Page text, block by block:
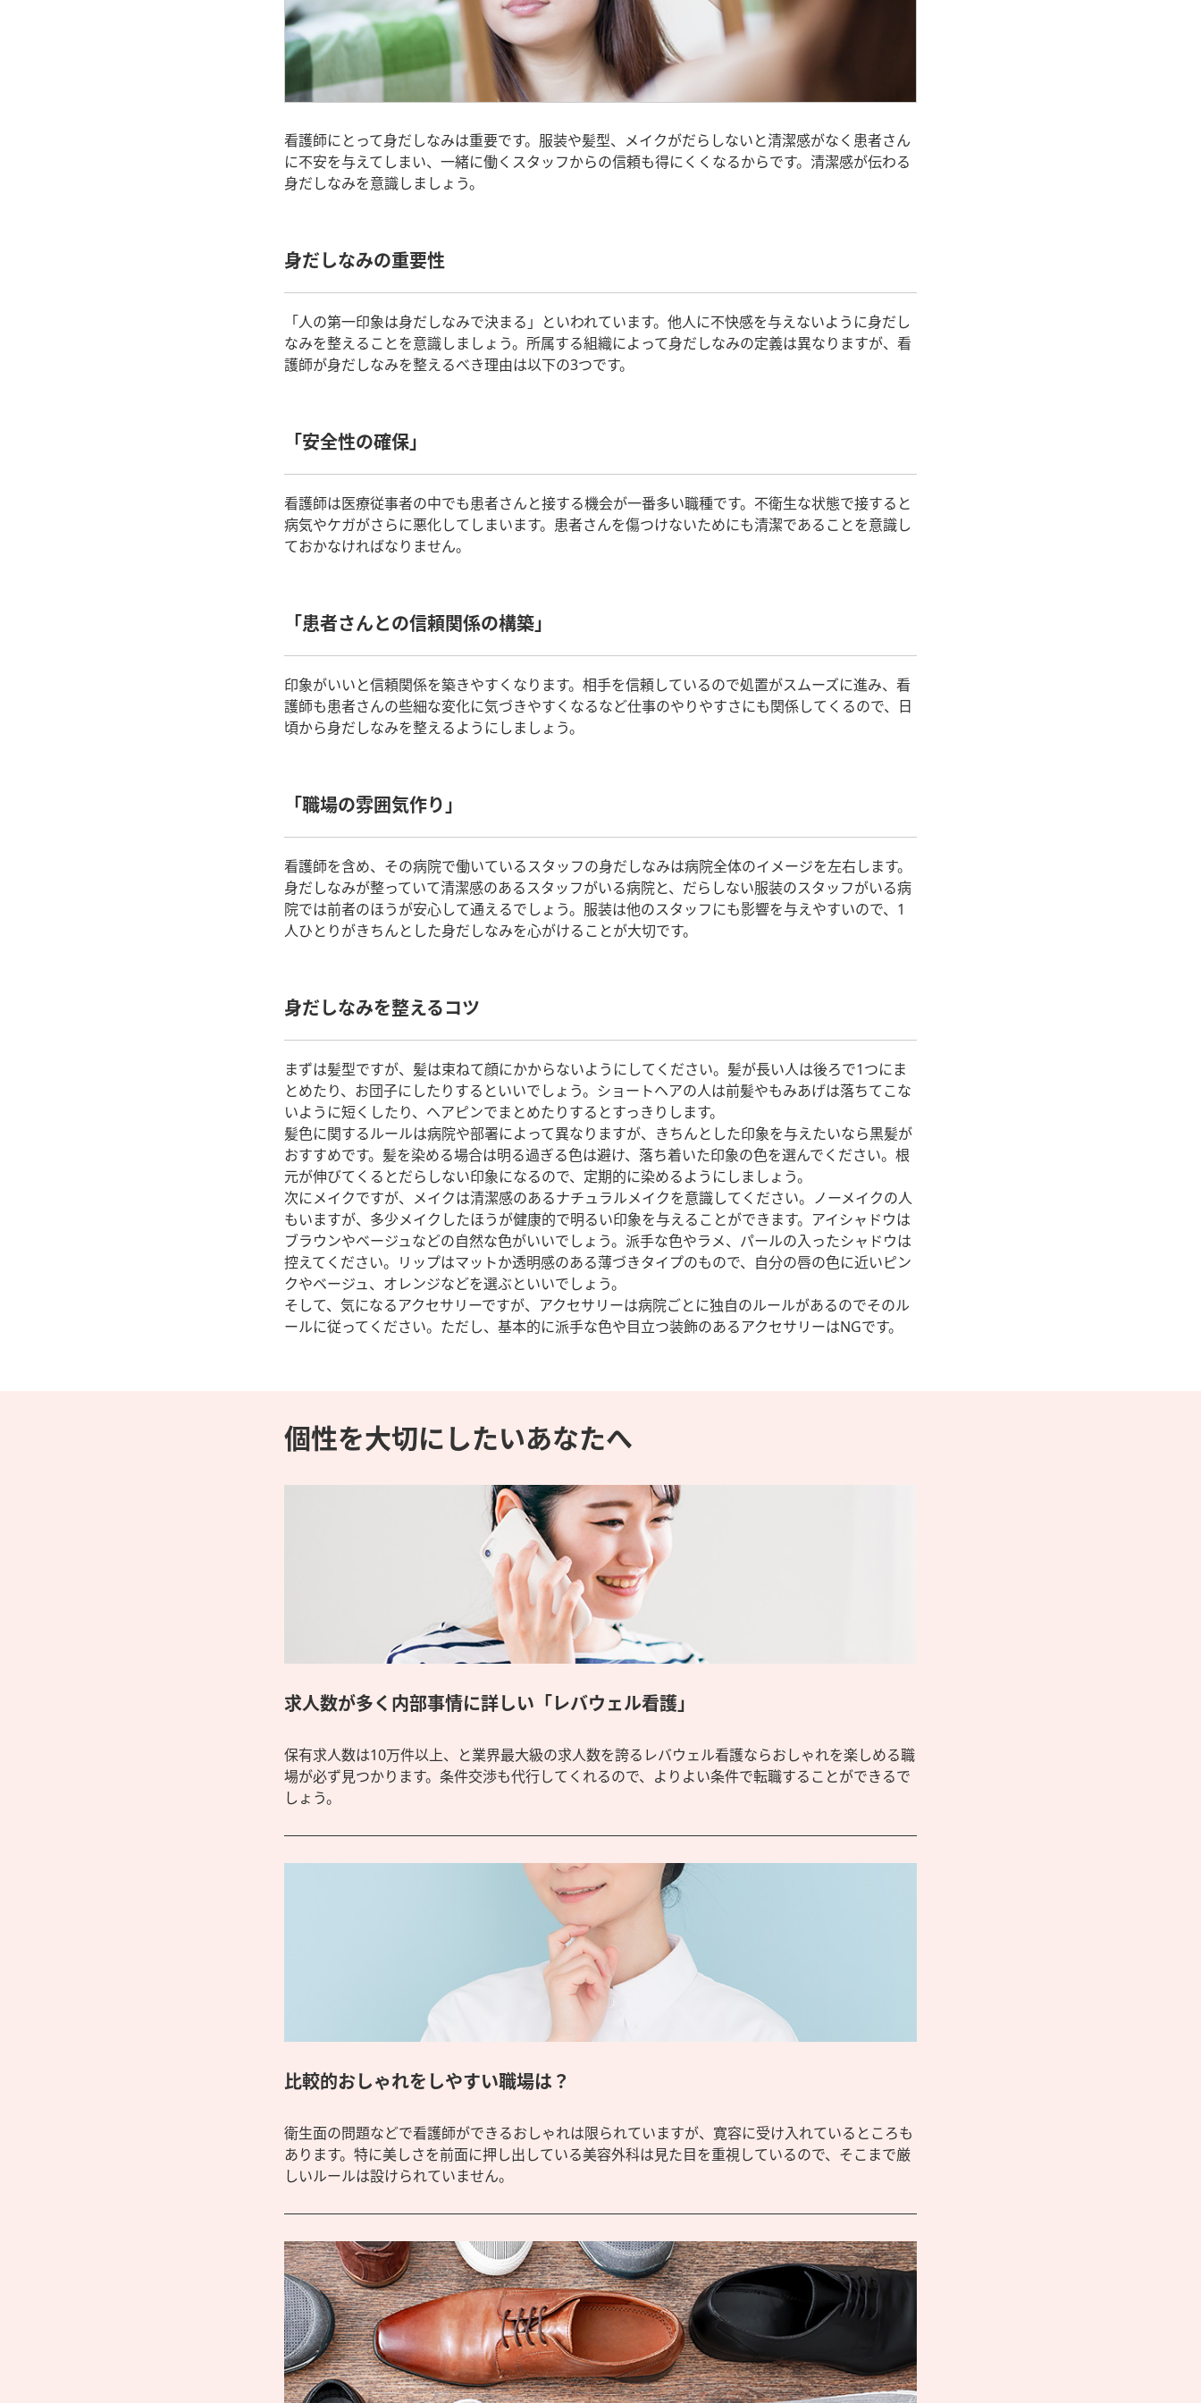
看護師にとって身だしなみは重要です。服装や髪型、メイクがだらしないと清潔感がなく患者さん
に不安を与えてしまい、一緒に働くスタッフからの信頼も得にくくなるからです。清潔感が伝わる
身だしなみを意識しましょう。
身だしなみの重要性
「人の第一印象は身だしなみで決まる」といわれています。他人に不快感を与えないように身だし
なみを整えることを意識しましょう。所属する組織によって身だしなみの定義は異なりますが、看
護師が身だしなみを整えるべき理由は以下の3つです。
「安全性の確保」
看護師は医療従事者の中でも患者さんと接する機会が一番多い職種です。不衛生な状態で接すると
病気やケガがさらに悪化してしまいます。患者さんを傷つけないためにも清潔であることを意識し
ておかなければなりません。
「患者さんとの信頼関係の構築」
印象がいいと信頼関係を築きやすくなります。相手を信頼しているので処置がスムーズに進み、看
護師も患者さんの些細な変化に気づきやすくなるなど仕事のやりやすさにも関係してくるので、日
頃から身だしなみを整えるようにしましょう。
「職場の雰囲気作り」
看護師を含め、その病院で働いているスタッフの身だしなみは病院全体のイメージを左右します。
身だしなみが整っていて清潔感のあるスタッフがいる病院と、だらしない服装のスタッフがいる病
院では前者のほうが安心して通えるでしょう。服装は他のスタッフにも影響を与えやすいので、1
人ひとりがきちんとした身だしなみを心がけることが大切です。
身だしなみを整えるコツ
まずは髪型ですが、髪は束ねて顔にかからないようにしてください。髪が長い人は後ろで1つにま
とめたり、お団子にしたりするといいでしょう。ショートヘアの人は前髪やもみあげは落ちてこな
いように短くしたり、ヘアピンでまとめたりするとすっきりします。
髪色に関するルールは病院や部署によって異なりますが、きちんとした印象を与えたいなら黒髪が
おすすめです。髪を染める場合は明る過ぎる色は避け、落ち着いた印象の色を選んでください。根
元が伸びてくるとだらしない印象になるので、定期的に染めるようにしましょう。
次にメイクですが、メイクは清潔感のあるナチュラルメイクを意識してください。ノーメイクの人
もいますが、多少メイクしたほうが健康的で明るい印象を与えることができます。アイシャドウは
ブラウンやベージュなどの自然な色がいいでしょう。派手な色やラメ、パールの入ったシャドウは
控えてください。リップはマットか透明感のある薄づきタイプのもので、自分の唇の色に近いピン
クやベージュ、オレンジなどを選ぶといいでしょう。
そして、気になるアクセサリーですが、アクセサリーは病院ごとに独自のルールがあるのでそのル
ールに従ってください。ただし、基本的に派手な色や目立つ装飾のあるアクセサリーはNGです。
個性を大切にしたいあなたへ
求人数が多く内部事情に詳しい「レバウェル看護」
保有求人数は10万件以上、と業界最大級の求人数を誇るレバウェル看護ならおしゃれを楽しめる職
場が必ず見つかります。条件交渉も代行してくれるので、よりよい条件で転職することができるで
しょう。
比較的おしゃれをしやすい職場は？
衛生面の問題などで看護師ができるおしゃれは限られていますが、寛容に受け入れているところも
あります。特に美しさを前面に押し出している美容外科は見た目を重視しているので、そこまで厳
しいルールは設けられていません。